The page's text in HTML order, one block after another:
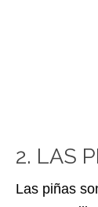
2. LAS
Las piñas